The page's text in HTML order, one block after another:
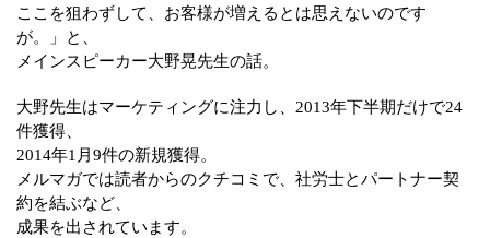
ここを狙わずして、お客様が増えるとは思えないのです
が。」と、
メインスピーカー大野晃先生の話。
大野先生はマーケティングに注力し、2013年下半期だけで24
件獲得、
2014年1月9件の新規獲得。
メルマガでは読者からのクチコミで、社労士とパートナー契
約を結ぶなど、
成果を出されています。